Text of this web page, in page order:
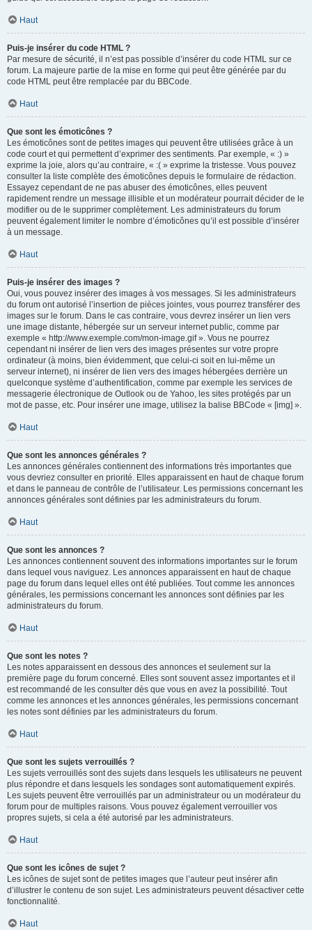
Haut
Puis-je insérer du code HTML ?
Par mesure de sécurité, il n’est pas possible d’insérer du code HTML sur ce
forum. La majeure partie de la mise en forme qui peut être générée par du
code HTML peut être remplacée par du BBCode.
Haut
Que sont les émoticônes ?
Les émoticônes sont de petites images qui peuvent être utilisées grâce à un
code court et qui permettent d’exprimer des sentiments. Par exemple, « :) »
exprime la joie, alors qu’au contraire, « :( » exprime la tristesse. Vous pouvez
consulter la liste complète des émoticônes depuis le formulaire de rédaction.
Essayez cependant de ne pas abuser des émoticônes, elles peuvent
rapidement rendre un message illisible et un modérateur pourrait décider de le
modifier ou de le supprimer complètement. Les administrateurs du forum
peuvent également limiter le nombre d’émoticônes qu’il est possible d’insérer
à un message.
Haut
Puis-je insérer des images ?
Oui, vous pouvez insérer des images à vos messages. Si les administrateurs
du forum ont autorisé l’insertion de pièces jointes, vous pourrez transférer des
images sur le forum. Dans le cas contraire, vous devrez insérer un lien vers
une image distante, hébergée sur un serveur internet public, comme par
exemple « http://www.exemple.com/mon-image.gif ». Vous ne pourrez
cependant ni insérer de lien vers des images présentes sur votre propre
ordinateur (à moins, bien évidemment, que celui-ci soit en lui-même un
serveur internet), ni insérer de lien vers des images hébergées derrière un
quelconque système d’authentification, comme par exemple les services de
messagerie électronique de Outlook ou de Yahoo, les sites protégés par un
mot de passe, etc. Pour insérer une image, utilisez la balise BBCode « [img] ».
Haut
Que sont les annonces générales ?
Les annonces générales contiennent des informations très importantes que
vous devriez consulter en priorité. Elles apparaissent en haut de chaque forum
et dans le panneau de contrôle de l’utilisateur. Les permissions concernant les
annonces générales sont définies par les administrateurs du forum.
Haut
Que sont les annonces ?
Les annonces contiennent souvent des informations importantes sur le forum
dans lequel vous naviguez. Les annonces apparaissent en haut de chaque
page du forum dans lequel elles ont été publiées. Tout comme les annonces
générales, les permissions concernant les annonces sont définies par les
administrateurs du forum.
Haut
Que sont les notes ?
Les notes apparaissent en dessous des annonces et seulement sur la
première page du forum concerné. Elles sont souvent assez importantes et il
est recommandé de les consulter dès que vous en avez la possibilité. Tout
comme les annonces et les annonces générales, les permissions concernant
les notes sont définies par les administrateurs du forum.
Haut
Que sont les sujets verrouillés ?
Les sujets verrouillés sont des sujets dans lesquels les utilisateurs ne peuvent
plus répondre et dans lesquels les sondages sont automatiquement expirés.
Les sujets peuvent être verrouillés par un administrateur ou un modérateur du
forum pour de multiples raisons. Vous pouvez également verrouiller vos
propres sujets, si cela a été autorisé par les administrateurs.
Haut
Que sont les icônes de sujet ?
Les icônes de sujet sont de petites images que l’auteur peut insérer afin
d’illustrer le contenu de son sujet. Les administrateurs peuvent désactiver cette
fonctionnalité.
Haut